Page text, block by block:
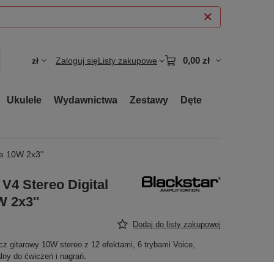
zł Zaloguj sięListy zakupowe 0,00 zł
Ukulele Wydawnictwa Zestawy
Dęte
10W 2x3''
Stereo Digital
2x3''
Dodaj do listy zakupowej
gitarowy 10W stereo z 12 efektami, 6 trybami Voice,
do ćwiczeń i nagrań.